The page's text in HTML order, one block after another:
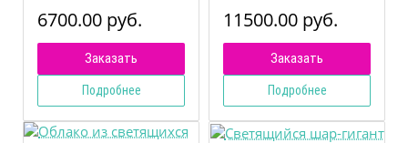
6700.00 руб.
Заказать
Подробнее
11500.00 руб.
Заказать
Подробнее